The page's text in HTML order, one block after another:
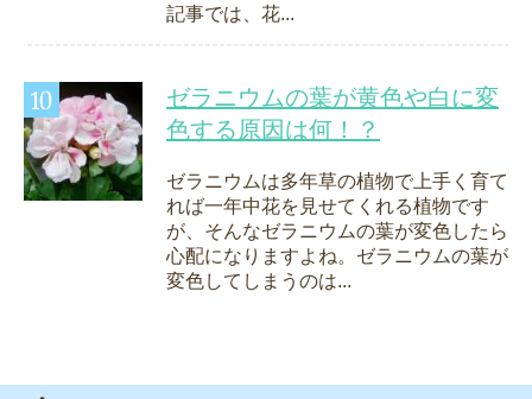
記事では、花...
ゼラニウムの葉が黄色や白に変
色する原因は何！？
ゼラニウムは多年草の植物で上手く育て
れば一年中花を見せてくれる植物です
が、そんなゼラニウムの葉が変色したら
心配になりますよね。ゼラニウムの葉が
変色してしまうのは...